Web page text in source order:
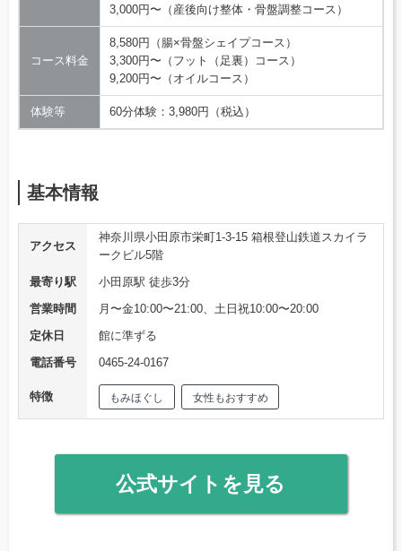
3,000円〜（産後向け整体・骨盤調整コース）
コース料金
8,580円（腸×骨盤シェイプコース）
3,300円〜（フット（足裏）コース）
9,200円〜（オイルコース）
体験等 60分体験：3,980円（税込）
基本情報
アクセス
神奈川県小田原市栄町1-3-15 箱根登山鉄道スカイラ
ークビル5階
最寄り駅
小田原駅 徒歩3分
営業時間
月〜金10:00〜21:00、土日祝10:00〜20:00
定休日
館に準ずる
電話番号
0465-24-0167
特徴 もみほぐし 女性もおすすめ
公式サイトを見る